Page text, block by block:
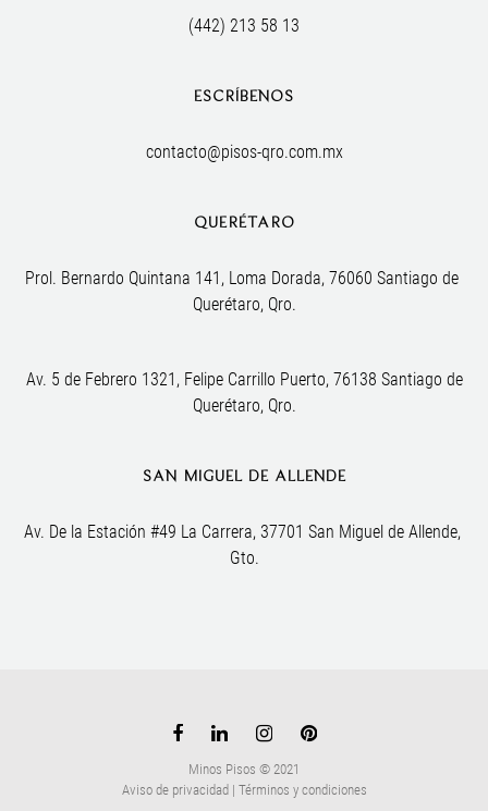
(442) 213 58 13
ESCRÍBENOS
contacto@pisos-qro.com.mx
QUERÉTARO
Prol. Bernardo Quintana 141, Loma Dorada, 76060 Santiago de
Querétaro, Qro.
Av. 5 de Febrero 1321, Felipe Carrillo Puerto, 76138 Santiago de
Querétaro, Qro.
SAN MIGUEL DE ALLENDE
Av. De la Estación #49 La Carrera, 37701 San Miguel de Allende,
Gto.
Minos Pisos © 2021
Aviso de privacidad| Términos y condiciones